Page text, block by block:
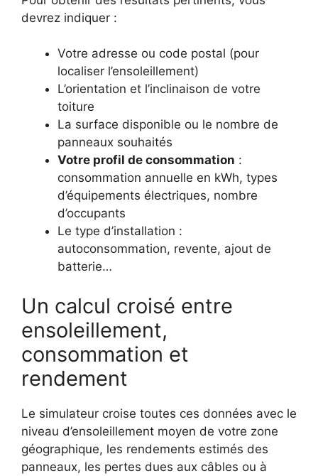
devrez indiquer :
Votre adresse ou code postal (pour
localiser l’ensoleillement)
L’orientation et l’inclinaison de votre
toiture
La surface disponible ou le nombre de
panneaux souhaités
Votre profil de consommation :
consommation annuelle en kWh, types
d’équipements électriques, nombre
d’occupants
Le type d’installation :
autoconsommation, revente, ajout de
batterie…
Un calcul croisé entre
ensoleillement,
consommation et
rendement
Le simulateur croise toutes ces données avec le
niveau d’ensoleillement moyen de votre zone
géographique, les rendements estimés des
panneaux, les pertes dues aux câbles ou à